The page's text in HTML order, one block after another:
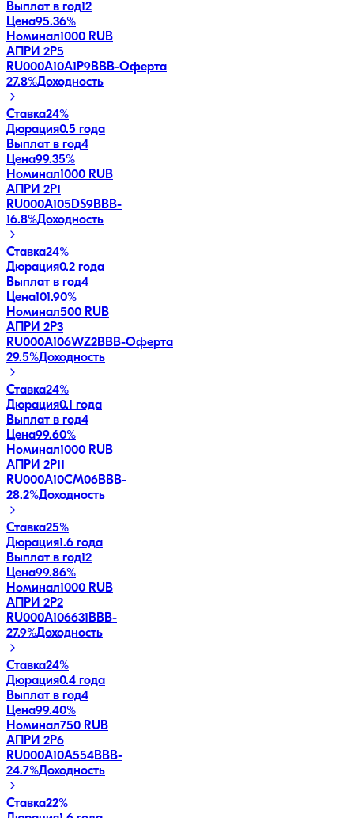
Выплат в год12
Цена95.36%
Номинал1000 RUB
АПРИ 2Р5
RU000A10A1P9BBB-Оферта
27.8%Доходность
Ставка24%
Дюрация0.5 года
Выплат в год4
Цена99.35%
Номинал1000 RUB
АПРИ 2Р1
RU000A105DS9BBB-
16.8%Доходность
Ставка24%
Дюрация0.2 года
Выплат в год4
Цена101.90%
Номинал500 RUB
АПРИ 2Р3
RU000A106WZ2BBB-Оферта
29.5%Доходность
Ставка24%
Дюрация0.1 года
Выплат в год4
Цена99.60%
Номинал1000 RUB
АПРИ 2Р11
RU000A10CM06BBB-
28.2%Доходность
Ставка25%
Дюрация1.6 года
Выплат в год12
Цена99.86%
Номинал1000 RUB
АПРИ 2Р2
RU000A106631BBB-
27.9%Доходность
Ставка24%
Дюрация0.4 года
Выплат в год4
Цена99.40%
Номинал750 RUB
АПРИ 2Р6
RU000A10A554BBB-
24.7%Доходность
Ставка22%